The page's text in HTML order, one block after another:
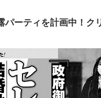
パーティを計画中！ク